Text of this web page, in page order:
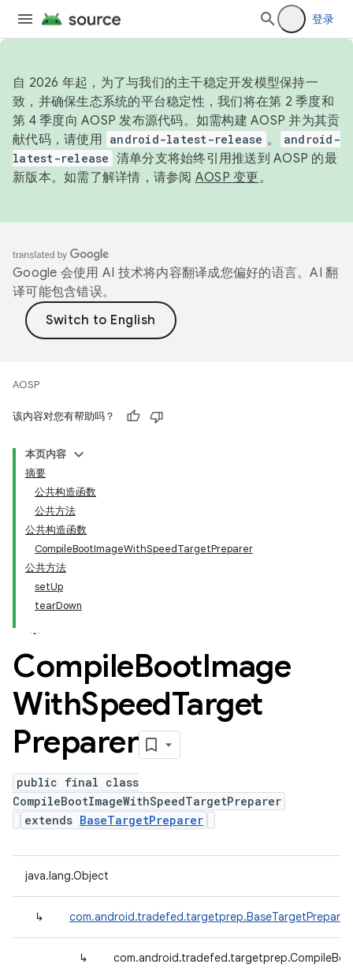
登录
自 2026 年起，为了与我们的主干稳定开发模型保持一
致，并确保生态系统的平台稳定性，我们将在第 2 季度和
第 4 季度向 AOSP 发布源代码。如需构建 AOSP 并为其贡
献代码，请使用 android-latest-release 。
android-
latest-release 清单分支将始终引用推送到 AOSP 的最
新版本。如需了解详情，请参阅 AOSP 变更。
Google 会使用 AI 技术将内容翻译成您偏好的语言。AI 翻
译可能包含错误。
AOSP
该内容对您有帮助吗？
本页内容
摘要
公共构造函数
公共方法
公共构造函数
CompileBootImageWithSpeedTargetPreparer
公共方法
setUp
tearDown
CompileBootImage
WithSpeedTarget
Preparer
public final class
CompileBootImageWithSpeedTargetPreparer
extends BaseTargetPreparer
java.lang.Object
↳ com.android.tradefed.targetprep.BaseTargetPreparer
↳